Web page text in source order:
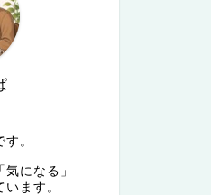
。
になる」
ます。